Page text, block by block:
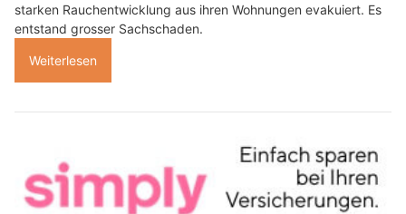
starken Rauchentwicklung aus ihren Wohnungen evakuiert. Es
entstand grosser Sachschaden.
Weiterlesen